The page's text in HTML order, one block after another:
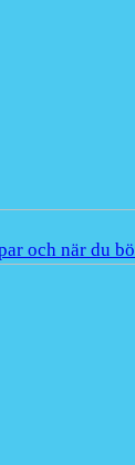
och när du